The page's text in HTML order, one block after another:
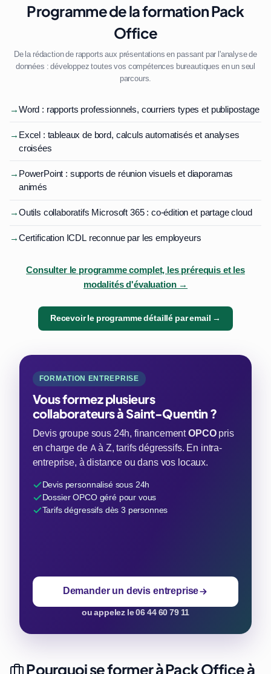
Programme de la formation Pack
Office
De la rédaction de rapports aux présentations en passant par l'analyse de
données : développez toutes vos compétences bureautiques en un seul
parcours.
→Word : rapports professionnels, courriers types et publipostage
→ Excel : tableaux de bord, calculs automatisés et analyses
croisées
→ PowerPoint : supports de réunion visuels et diaporamas
animés
→Outils collaboratifs Microsoft 365 : co-édition et partage cloud
→Certification ICDL reconnue par les employeurs
Consulter le programme complet, les prérequis et les
modalités d'évaluation →
Recevoir le programme détaillé par email →
FORMATION ENTREPRISE
Vous formez plusieurs
collaborateurs à Saint-Quentin ?
Devis groupe sous 24h, financementOPCOpris
en charge de A à Z, tarifs dégressifs. En intra-
entreprise, à distance ou dans vos locaux.
Devis personnalisé sous 24h
Dossier OPCO géré pour vous
Tarifs dégressifs dès 3 personnes
Demander un devis entreprise
ou appelez le 06 44 60 79 11
Pourquoi se former à Pack Office à